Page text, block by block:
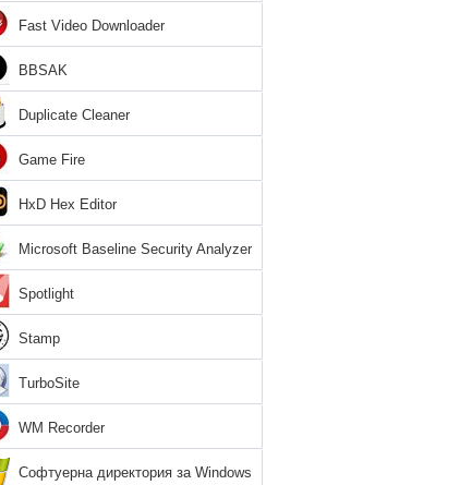
Fast Video Downloader
BBSAK
Duplicate Cleaner
Game Fire
HxD Hex Editor
Microsoft Baseline Security Analyzer
Spotlight
Stamp
TurboSite
WM Recorder
Софтуерна директория за Windows